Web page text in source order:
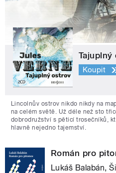
Tajuplný
Koupit
Lincolnův ostrov nikdo nikdy na
na celém světě. Už déle než sto
dobrodružství s pěticí trosečníků,
hlavně nejedno tajemství.
Román pro
Lukáš Balabán,